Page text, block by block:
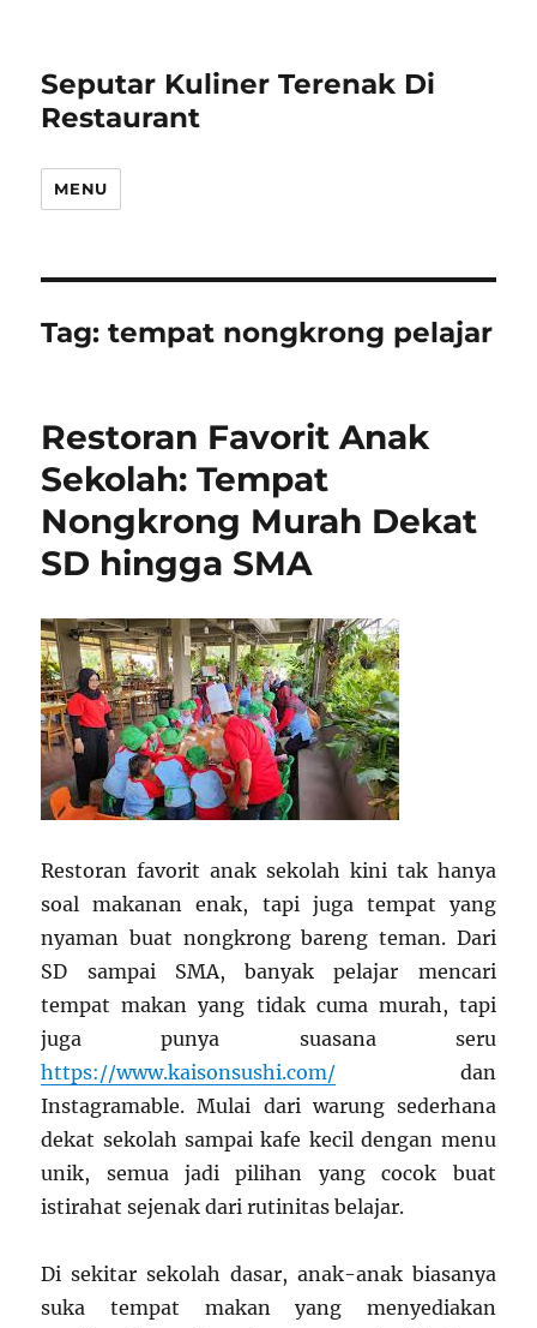
Seputar Kuliner Terenak Di
Restaurant
MENU
Tag:tempat nongkrong pelajar
Restoran Favorit Anak
Sekolah: Tempat
Nongkrong Murah Dekat
SD hingga SMA
Restoran favorit anak sekolah kini tak hanya
soal makanan enak, tapi juga tempat yang
nyaman buat nongkrong bareng teman. Dari
SD sampai SMA, banyak pelajar mencari
tempat makan yang tidak cuma murah, tapi
juga punya suasana seru
https://www.kaisonsushi.com/ dan
Instagramable. Mulai dari warung sederhana
dekat sekolah sampai kafe kecil dengan menu
unik, semua jadi pilihan yang cocok buat
istirahat sejenak dari rutinitas belajar.
Di sekitar sekolah dasar, anak-anak biasanya
suka tempat makan yang menyediakan